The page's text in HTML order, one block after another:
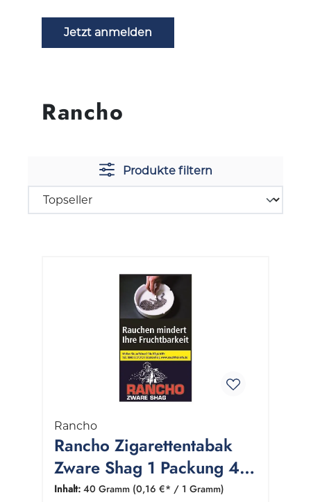
Rancho
Jetzt anmelden
Produkte filtern
Rancho
Rancho Zigarettentabak
Zware Shag 1 Packung 40
Gramm
Inhalt: 40 Gramm (0,16 €* / 1 Gramm)